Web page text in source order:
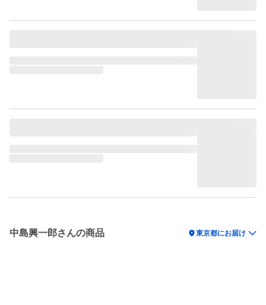
中島興一郎さんの商品 location_on東京都にお届け